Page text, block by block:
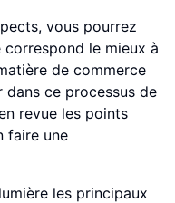
vous pourrez
le mieux à
de commerce
dans ce processus de
revue les points
faire une
les principaux